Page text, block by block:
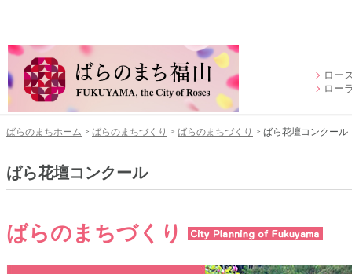
ロー
ロー
ばらのまちホーム > ばらのまちづくり > ばらのまちづくり > ばら花壇コンクール
ばら花壇コンクール
ばらのまちづくり